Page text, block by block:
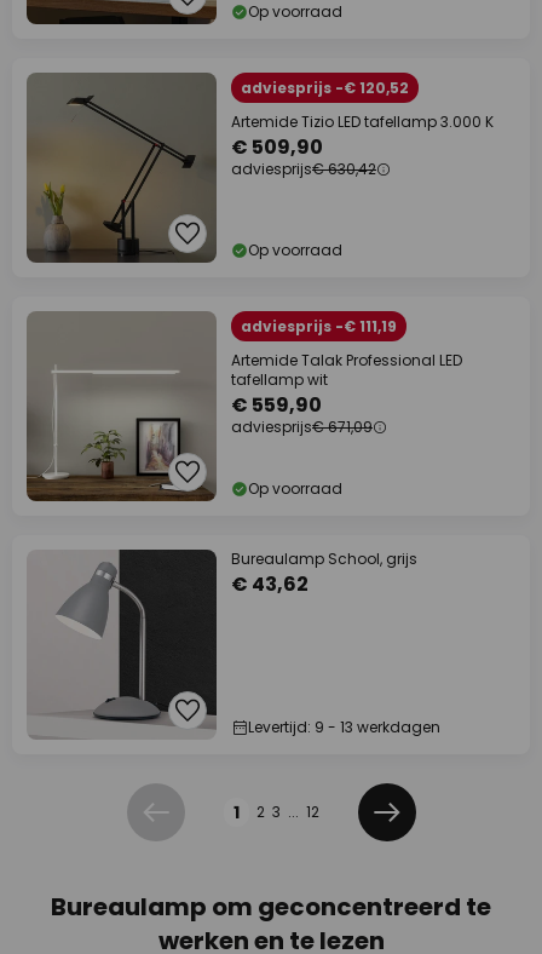
Op voorraad
adviesprijs -€ 120,52
Artemide Tizio LED tafellamp 3.000 K
€ 509,90
adviesprijs€ 630,42
Op voorraad
adviesprijs -€ 111,19
Artemide Talak Professional LED
tafellamp wit
€ 559,90
adviesprijs€ 671,09
Op voorraad
Bureaulamp School, grijs
€ 43,62
Levertijd: 9 - 13 werkdagen
Vorige 1 2 3 ... 12
Volgende
Bureaulamp om geconcentreerd te
werken en te lezen